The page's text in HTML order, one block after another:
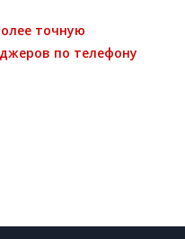
точную
по телефону